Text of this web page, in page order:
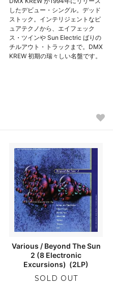
したデビュー・シングル。デッド
ストック。インテリジェントなピ
ュアテクノから、エイフェック
ス・ツインや Sun Electric ばりの
チルアウト・トラックまで。DMX
KREW 初期の瑞々しい名盤です。
Various / Beyond The Sun
2 (8 Electronic
Excursions) ‎ (2LP)
SOLD OUT